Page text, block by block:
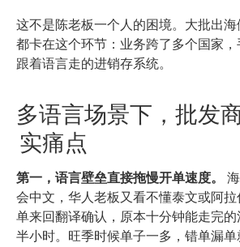
这不是陈老板一个人的困境。大批出
都卡在这个环节：业务跨了多个国家
跟着语言走的进销存系统。
多语言场景下，批发
实痛点
第一，语言壁垒直接拖慢开单速度。
会中文，华人老板又看不懂泰文或阿
单来回翻译确认，原本十分钟能走完
半小时。旺季时候单子一多，错单漏单